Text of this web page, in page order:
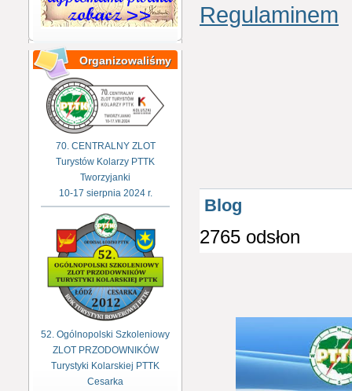
Organizowaliśmy
70. CENTRALNY ZLOT
Turystów Kolarzy PTTK
Tworzyjanki
10-17 sierpnia 2024 r.
52. Ogólnopolski Szkoleniowy
ZLOT PRZODOWNIKÓW
Turystyki Kolarskiej PTTK
Cesarka
Regulaminem
Blog
2765 odsłon